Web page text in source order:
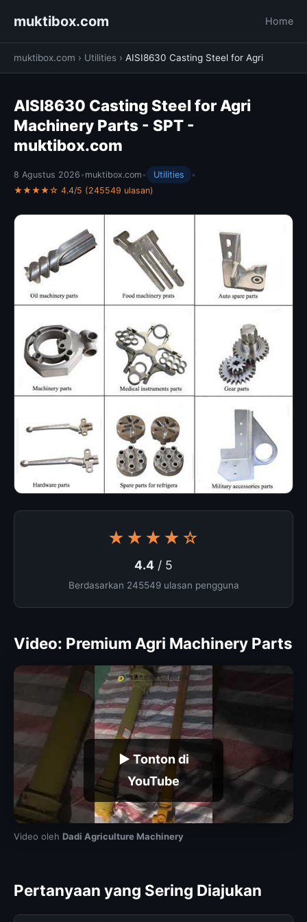
muktibox.com Home
muktibox.com › Utilities › AISI8630 Casting Steel for Agri
AISI8630 Casting Steel for Agri
Machinery Parts - SPT -
muktibox.com
8 Agustus 2026 • muktibox.com • Utilities
•
★★★★☆ 4.4/5 (245549 ulasan)
★★★★☆
4.4 / 5
Berdasarkan 245549 ulasan pengguna
Video: Premium Agri Machinery Parts
▶ Tonton di
YouTube
Video oleh Dadi Agriculture Machinery
Pertanyaan yang Sering Diajukan